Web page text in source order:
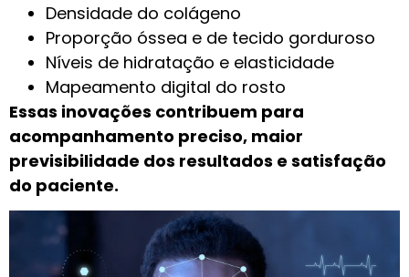
Densidade do colágeno
Proporção óssea e de tecido gorduroso
Níveis de hidratação e elasticidade
Mapeamento digital do rosto
Essas inovações contribuem para
acompanhamento preciso, maior
previsibilidade dos resultados e satisfação
do paciente.